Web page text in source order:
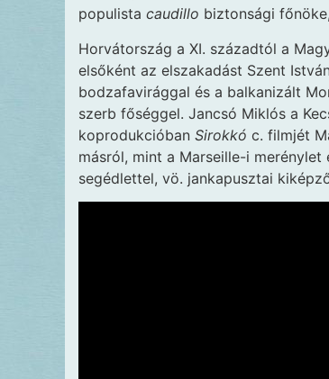
populista caudillo biztonsági
Horvátország a XI. századtól a
elsőként az elszakadást Szent
bodzafavirággal és a balkanizált
szerb főséggel. Jancsó Miklós a
koprodukcióban Sirokkó c. filmjét
másról, mint a Marseille-i
segédlettel, vö. jankapusztai